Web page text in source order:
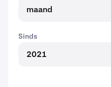
maand
Sinds
2021